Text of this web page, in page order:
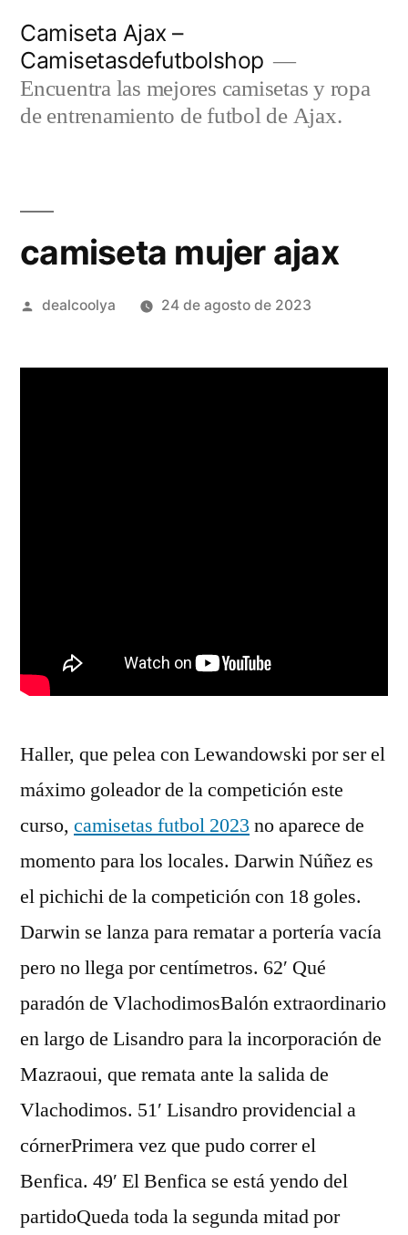
contenido
Camiseta Ajax –
Camisetasdefutbolshop
Encuentra las mejores camisetas y ropa
de entrenamiento de futbol de Ajax.
camiseta mujer ajax
Publicado
dealcoolya 24 de agosto de 2023
Haller, que pelea con Lewandowski por ser el
máximo goleador de la competición este
curso, camisetas futbol 2023 no aparece de
momento para los locales. Darwin Núñez es
el pichichi de la competición con 18 goles.
Darwin se lanza para rematar a portería vacía
pero no llega por centímetros. 62′ Qué
paradón de VlachodimosBalón extraordinario
en largo de Lisandro para la incorporación de
Mazraoui, que remata ante la salida de
Vlachodimos. 51′ Lisandro providencial a
córnerPrimera vez que pudo correr el
Benfica. 49′ El Benfica se está yendo del
partidoQueda toda la segunda mitad por